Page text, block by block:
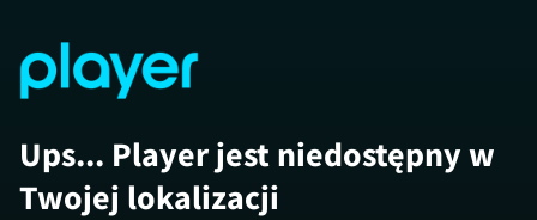
Ups... Player jest niedostępny w
Twojej lokalizacji